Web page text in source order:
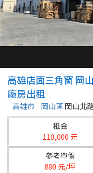
2026 台北降價好屋限量釋出
2026 台中降價好屋限量釋出
2026 高雄降價好屋限量釋出
縣市
台北市
基隆市
新北市
高雄店面三角窗 岡
廠房出租
高雄市 岡山區 岡山北
租金
110,000 元
參考單價
890 元/坪